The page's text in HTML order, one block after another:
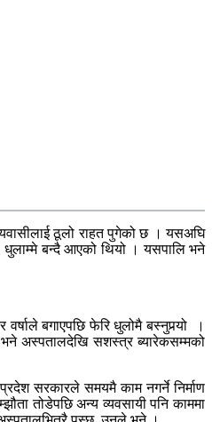
ठूलो राहत पुगेको छ । यसअघि
धुलाम्मे बन्दै आएको थियो । यसपालि भने
बगाएपछि फेरि धुलोमै बस्नुपर्‍यो ।
अस्पतालदेखि सशस्त्र ब्यारेकसम्मको
सरकारले समयमै काम नगर्ने निर्माण
तोडेपछि अन्य व्यवसायी पनि काममा